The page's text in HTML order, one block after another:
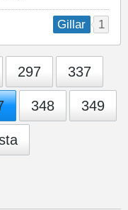
Gillar 1
297 337
348 349